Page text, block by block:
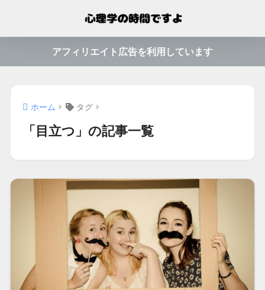
アフィリエイト広告を利用しています
ホーム タグ
「目立つ」の記事一覧